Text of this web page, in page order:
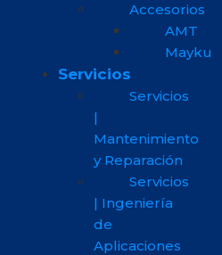
Accesorios
AMT
Mayku
Servicios
Servicios
|
Mantenimiento
y Reparación
Servicios
| Ingeniería
de
Aplicaciones